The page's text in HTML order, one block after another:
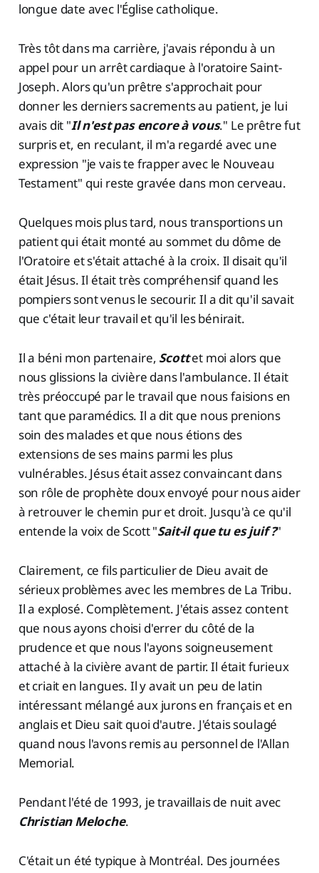
longue date avec l'Église catholique.
Très tôt dans ma carrière, j'avais répondu à un
appel pour un arrêt cardiaque à l'oratoire Saint-
Joseph. Alors qu'un prêtre s'approchait pour
donner les derniers sacrements au patient, je lui
avais dit "Il n'est pas encore à vous." Le prêtre fut
surpris et, en reculant, il m'a regardé avec une
expression "je vais te frapper avec le Nouveau
Testament" qui reste gravée dans mon cerveau.
Quelques mois plus tard, nous transportions un
patient qui était monté au sommet du dôme de
l'Oratoire et s'était attaché à la croix. Il disait qu'il
était Jésus. Il était très compréhensif quand les
pompiers sont venus le secourir. Il a dit qu'il savait
que c'était leur travail et qu'il les bénirait.
Il a béni mon partenaire, Scottet moi alors que
nous glissions la civière dans l'ambulance. Il était
très préoccupé par le travail que nous faisions en
tant que paramédics. Il a dit que nous prenions
soin des malades et que nous étions des
extensions de ses mains parmi les plus
vulnérables. Jésus était assez convaincant dans
son rôle de prophète doux envoyé pour nous aider
à retrouver le chemin pur et droit. Jusqu'à ce qu'il
entende la voix de Scott "Sait-il que tu es juif ?"
Clairement, ce fils particulier de Dieu avait de
sérieux problèmes avec les membres de La Tribu.
Il a explosé. Complètement. J'étais assez content
que nous ayons choisi d'errer du côté de la
prudence et que nous l'ayons soigneusement
attaché à la civière avant de partir. Il était furieux
et criait en langues. Il y avait un peu de latin
intéressant mélangé aux jurons en français et en
anglais et Dieu sait quoi d'autre. J'étais soulagé
quand nous l'avons remis au personnel de l'Allan
Memorial.
Pendant l'été de 1993, je travaillais de nuit avec
Christian Meloche.
C'était un été typique à Montréal. Des journées